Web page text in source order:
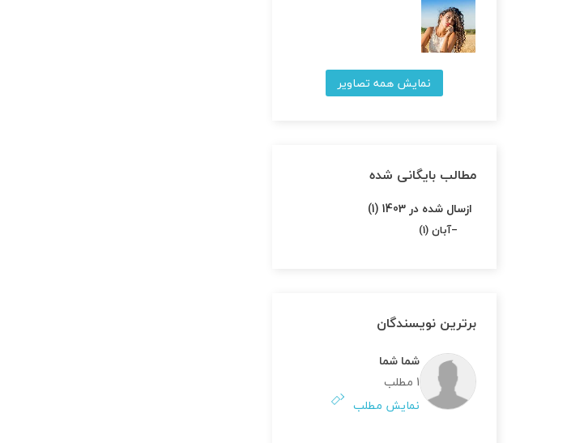
نمایش همه تصاویر
مطالب بایگانی شده
ازسال شده در 1403 (1)
آبان (1)
برترین نویسندگان
شما شما
1 مطلب
نمایش مطلب